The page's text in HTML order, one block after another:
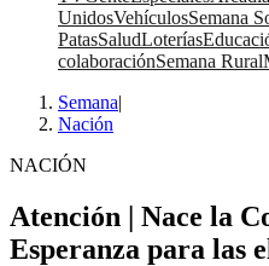
UnidosVehículosSemana
PatasSaludLoterías
colaboraciónSemana Rural
Semana|
Nación
NACIÓN
Atención | Nace la
Esperanza para las